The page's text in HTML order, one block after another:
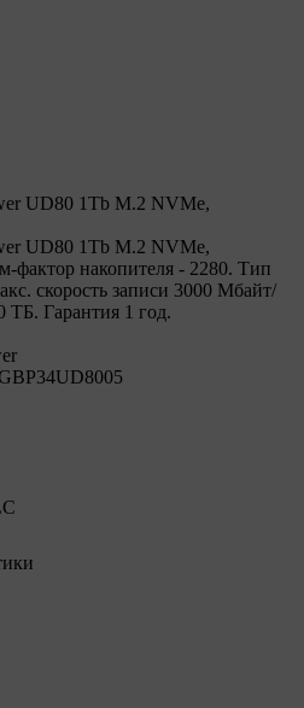
UD80 1Tb M.2 NVMe,
UD80 1Tb M.2 NVMe,
фактор накопителя - 2280. Тип
скорость записи 3000 Мбайт/
ТБ. Гарантия 1 год.